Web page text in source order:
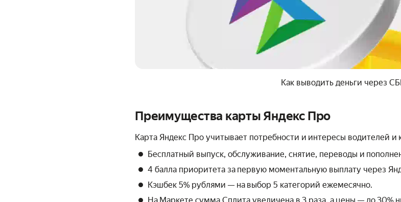
Как выводить деньги через
Преимущества карты Яндекс Про
Карта Яндекс Про учитывает потребности и интересы водителей и
Бесплатный выпуск, обслуживание, снятие, переводы и
4 балла приоритета за первую моментальную выплату через
Кэшбек 5% рублями — на выбор 5 категорий ежемесячно.